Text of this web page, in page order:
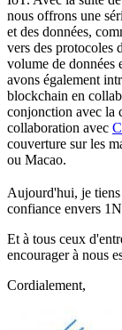
nous offrons une
et des données,
vers des protocoles
volume de données
avons également
blockchain en
conjonction avec la
collaboration avec
couverture sur les
ou Macao.
Aujourd'hui, je
confiance envers
Et à tous ceux
encourager à nous
Cordialement,